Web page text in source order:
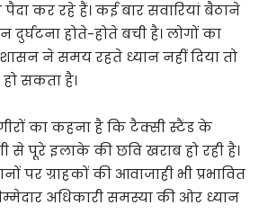
पैदा कर रहे हैं। कई बार सवारियां बैठाने
दुर्घटना होते-होते बची है। लोगों का
ने समय रहते ध्यान नहीं दिया तो
सकता है।
का कहना है कि टैक्सी स्टैंड के
पूरे इलाके की छवि खराब हो रही है।
पर ग्राहकों की आवाजाही भी प्रभावित
अधिकारी समस्या की ओर ध्यान